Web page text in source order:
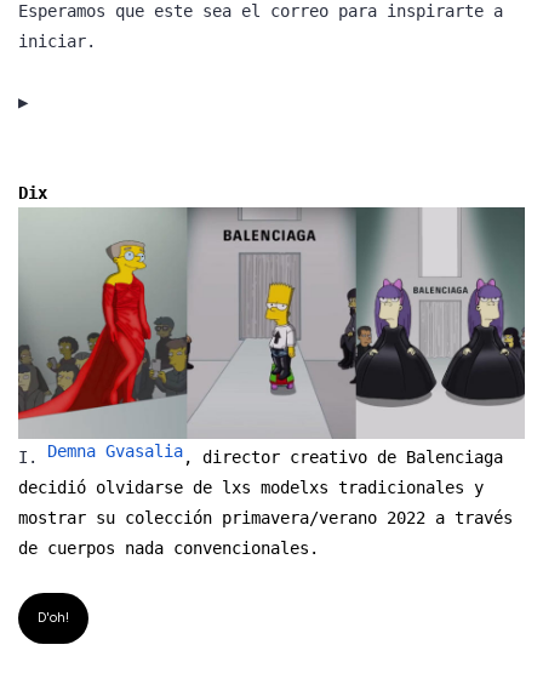
Esperamos que este sea el correo para inspirarte a
iniciar.
▶️
Dix
I. Demna Gvasalia, director creativo de Balenciaga
decidió olvidarse de lxs modelxs tradicionales y
mostrar su colección primavera/verano 2022 a través
de cuerpos nada convencionales.
D'oh!